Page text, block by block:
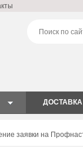
ДОСТАВКА
заявки на